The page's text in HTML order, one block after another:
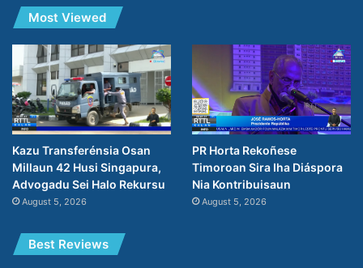
Most Viewed
Kazu Transferénsia Osan
Millaun 42 Husi Singapura,
Advogadu Sei Halo Rekursu
August 5, 2026
PR Horta Rekoñese
Timoroan Sira Iha Diáspora
Nia Kontribuisaun
August 5, 2026
Best Reviews